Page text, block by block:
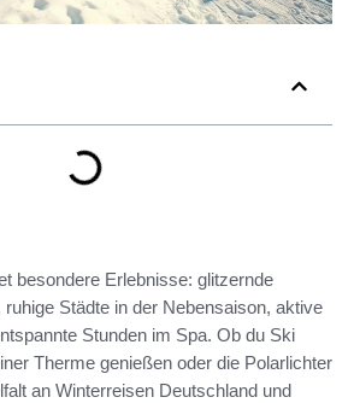
besondere Erlebnisse: glitzernde
Städte in der Nebensaison, aktive
Stunden im Spa. Ob du Ski
Therme genießen oder die Polarlichter
an Winterreisen Deutschland und